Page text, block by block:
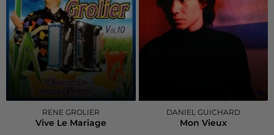
RENE GROLIER
Vive Le Mariage
DANIEL GUICHARD
Mon Vieux